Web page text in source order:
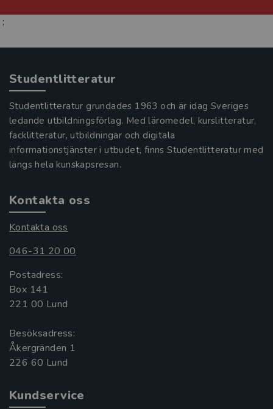
;
Studentlitteratur
Studentlitteratur grundades 1963 och är idag Sveriges
ledande utbildningsförlag. Med läromedel, kurslitteratur,
facklitteratur, utbildningar och digitala
informationstjänster i utbudet, finns Studentlitteratur med
längs hela kunskapsresan.
Kontakta oss
Kontakta oss
046-31 20 00
Postadress:
Box 141
221 00 Lund
Besöksadress:
Åkergränden 1
Kundservice